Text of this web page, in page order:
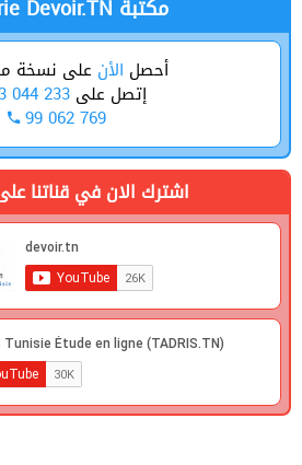
Librairie Devoir.TN مكتبة
أحصل الأن على نسخة
إتصل على 044 233
99 062 769
اشترك الان في قناتنا